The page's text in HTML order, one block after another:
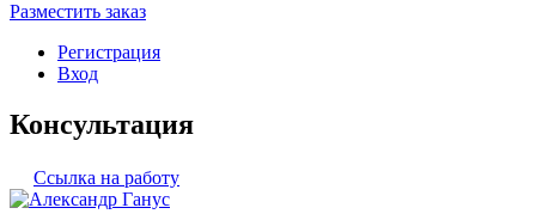
Разместить заказ
Регистрация
Вход
Консультация
Ссылка на работу